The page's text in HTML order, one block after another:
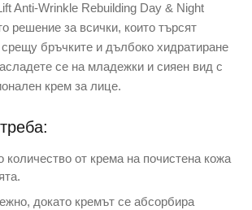
Anti-Wrinkle Rebuilding Day & Night
решение за всички, които търсят
срещу бръчките и дълбоко хидратиране
се на младежки и сияен вид с
крем за лице.
количество от крема на почистена кожа
докато кремът се абсорбира